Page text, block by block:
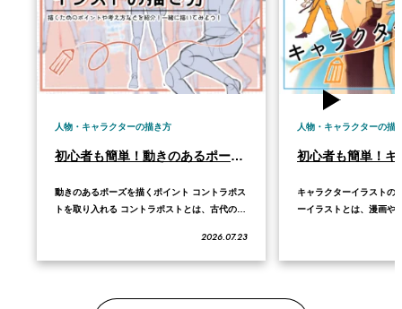
人物・キャラクターの描き方
初心者も簡単！動きのあるポーズのイラストの描き方
動きのあるポーズを描くポイント コントラポス
トを取り入れる コントラポストとは、古代の彫
をどちらかの足に偏らせることで、美しい姿勢
やポーズを作る手法です。 ポイントは2つあり
2026.07.23
人物・キャラクターの描
キャラクターイラストの
ーイラストとは、漫画や
ン性、感情表現を重視し